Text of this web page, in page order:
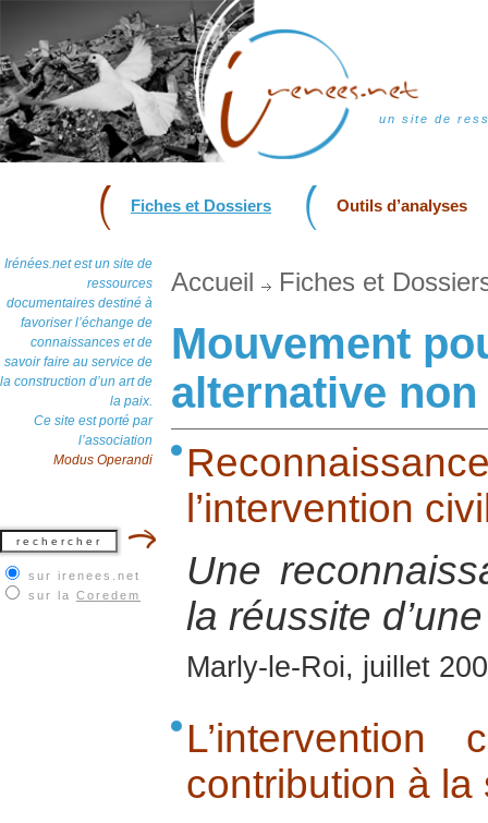
un site de
Fiches et Dossiers Outils d’analyses
Irénées.net est un site de
ressources
documentaires destiné à
favoriser l’échange de
connaissances et de
savoir faire au service de
la construction d’un art de
la paix.
Ce site est porté par
l’association
Modus Operandi
sur irenees.net
sur la Coredem
Accueil Fiches et
Mouvement
alternative
l’intervention
Une
la réussite
Marly-le-Roi, juillet
contribution à